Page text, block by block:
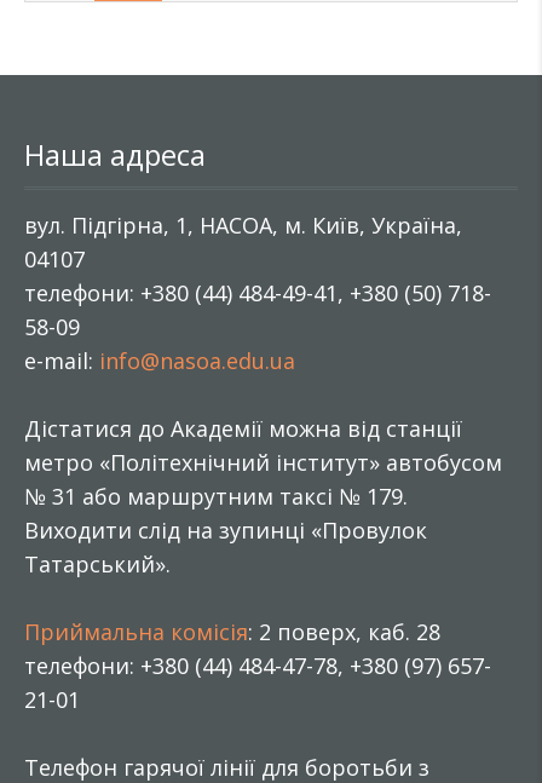
Наша адреса
вул. Підгірна, 1, НАСОА, м. Київ, Україна,
04107
телефони: +380 (44) 484-49-41, +380 (50) 718-
58-09
e-mail: info@nasoa.edu.ua
Дістатися до Академії можна від станції
метро «Політехнічний інститут» автобусом
№ 31 або маршрутним таксі № 179.
Виходити слід на зупинці «Провулок
Татарський».
Приймальна комісія: 2 поверх, каб. 28
телефони: +380 (44) 484-47-78, +380 (97) 657-
21-01
Телефон гарячої лінії для боротьби з